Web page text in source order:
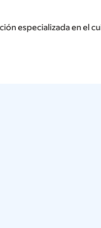
especializada en el